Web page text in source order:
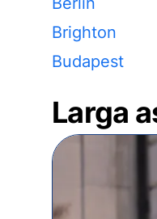
Brighton
Budapest
Larga